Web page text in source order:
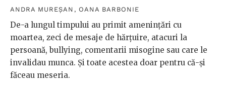
ANDRA MUREȘAN , OANA BARBONIE
De-a lungul timpului au primit amenințări cu
moartea, zeci de mesaje de hărțuire, atacuri la
persoană, bullying, comentarii misogine sau care le
invalidau munca. Și toate acestea doar pentru că-și
făceau meseria.